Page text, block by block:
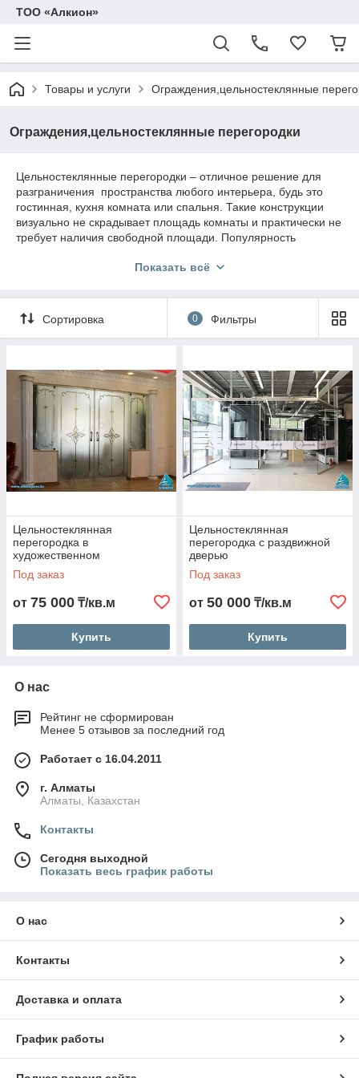
ТОО «Алкион»
Товары и услуги Ограждения,цельностеклянные
Ограждения,цельностеклянные перегородки
Цельностеклянные перегородки – отличное решение для
разграничения
пространства любого интерьера, будь это
гостинная, кухня комната или спальня. Такие конструкции
визуально не скрадывает площадь комнаты и практически не
требует наличия свободной площади. Популярность
большим количеством преимуществ, к которым относят их
длительный срок эксплуатации;
высокий уровень светопропускания;
легкость установки;
безопасность и прочность;
возможность декорирования: витражи, фотопечать,
пескоструйная обработки; роспись и пр.;
относительно быстрый срок производства.
Показать всё
Сортировка 0 Фильтры
Цельностеклянная
перегородка в
художественном
оформлении
Под заказ
от 75 000 ₸/кв.м
Купить
Цельностеклянная
перегородка с раздвижной
дверью
Под заказ
от 50 000 ₸/кв.м
Купить
О нас
Рейтинг не сформирован
Менее 5 отзывов за последний год
Работает с 16.04.2011
г. Алматы
Алматы, Казахстан
Контакты
Сегодня выходной
Показать весь график работы
О нас
Контакты
Доставка и оплата
График работы